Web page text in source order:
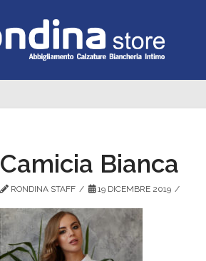
Camicia Bianca
RONDINA STAFF 19 DICEMBRE 2019